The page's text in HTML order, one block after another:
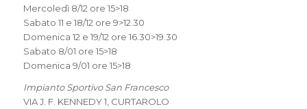
Mercoledì 8/12 ore 15>18
Sabato 11 e 18/12 ore 9>12.30
Domenica 12 e 19/12 ore 16.30>19.30
Sabato 8/01 ore 15>18
Domenica 9/01 ore 15>18
Impianto Sportivo San Francesco
VIA J. F. KENNEDY 1, CURTAROLO